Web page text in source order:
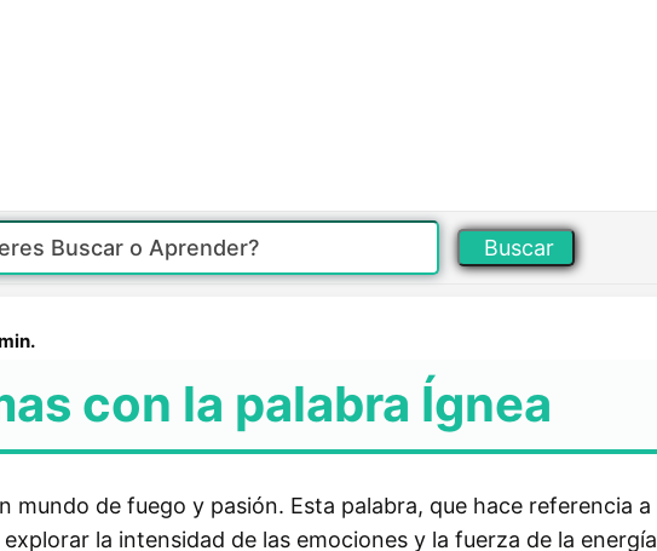
Buscar
con la palabra Ígnea
de fuego y pasión. Esta palabra, que hace referencia a
la intensidad de las emociones y la fuerza de la energía